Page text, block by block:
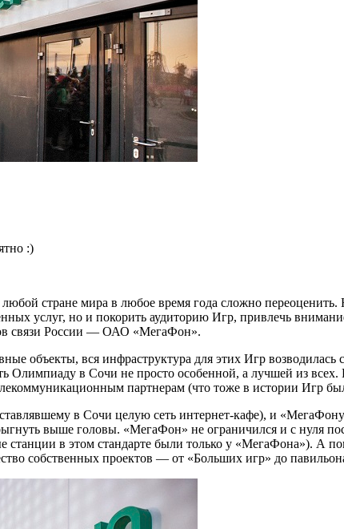
:)
стране мира в любое время года сложно
услуг, но и покорить аудиторию Игр, привлечь
связи России — ОАО «МегаФон».
объекты, вся инфраструктура для этих Игр возводилась
Олимпиаду в Сочи не просто особенной, а лучшей из
партнерам (что тоже в истории Игр
в Сочи целую сеть интернет-кафе), и
выше головы. «МегаФон» не ограничился и с нуля
станции в этом стандарте были только у «МегаФона»). А
собственных проектов — от «Больших игр» до